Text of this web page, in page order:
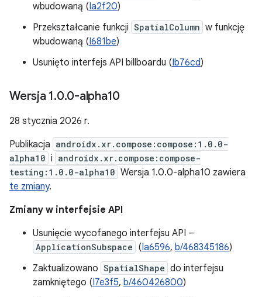
wbudowaną (Ia2f20)
Przekształcanie funkcji SpatialColumn w funkcję
wbudowaną (I681be)
Usunięto interfejs API billboardu (Ib76cd)
Wersja 1.0.0-alpha10
28 stycznia 2026 r.
Publikacja androidx.xr.compose:compose:1.0.0-
alpha10 i androidx.xr.compose:compose-
testing:1.0.0-alpha10 Wersja 1.0.0-alpha10 zawiera
te zmiany.
Zmiany w interfejsie API
Usunięcie wycofanego interfejsu API –
ApplicationSubspace (Ia6596, b/468345186)
Zaktualizowano SpatialShape do interfejsu
zamkniętego (I7e3f5, b/460426800)